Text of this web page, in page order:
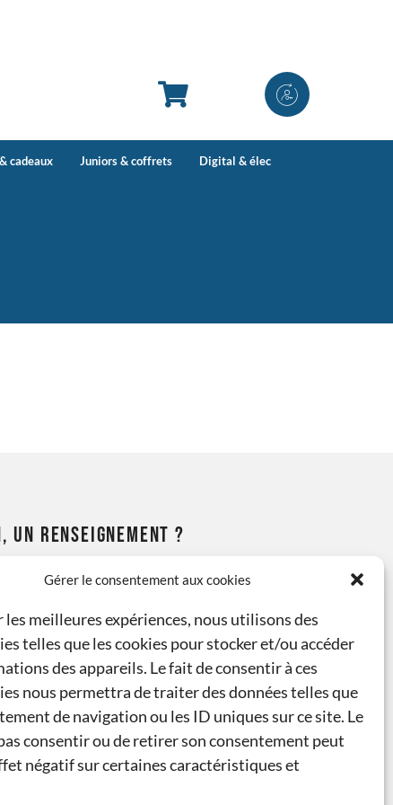
Gérer le consentement aux cookies
meilleures expériences, nous utilisons des
telles que les cookies pour stocker et/ou accéder
des appareils. Le fait de consentir à ces
nous permettra de traiter des données telles que
de navigation ou les ID uniques sur ce site. Le
consentir ou de retirer son consentement peut
négatif sur certaines caractéristiques et
cadeaux Juniors & coffrets Digital & élec
UN RENSEIGNEMENT ?
modelisme.com